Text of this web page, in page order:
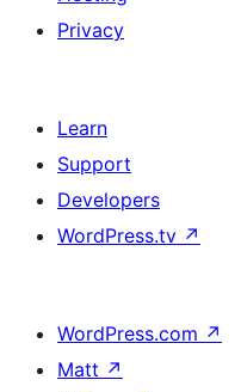
Privacy
Learn
Support
Developers
WordPress.tv ↗
WordPress.com ↗
Matt ↗